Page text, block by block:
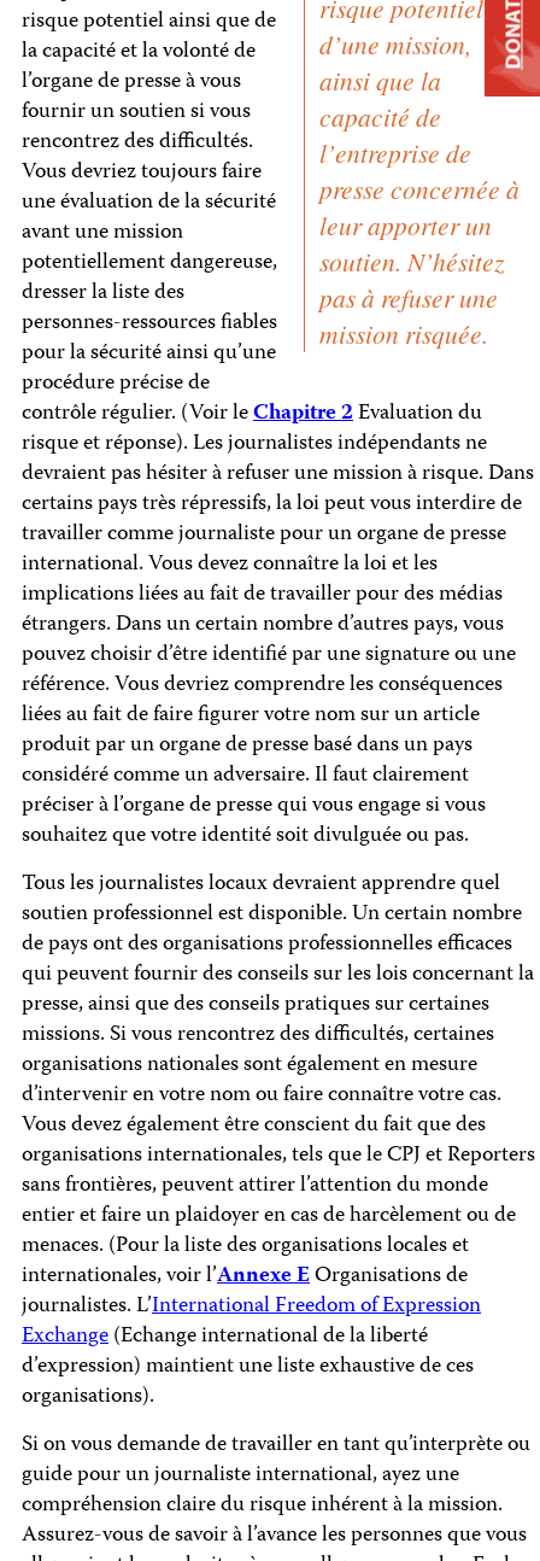
risque potentiel
d’une mission,
ainsi que la
capacité de
l’entreprise de
presse concernée à
leur apporter un
soutien. N’hésitez
pas à refuser une
mission risquée.
risque potentiel ainsi que de
la capacité et la volonté de
l’organe de presse à vous
fournir un soutien si vous
rencontrez des difficultés.
Vous devriez toujours faire
une évaluation de la sécurité
avant une mission
potentiellement dangereuse,
dresser la liste des
personnes-ressources fiables
pour la sécurité ainsi qu’une
procédure précise de
contrôle régulier. (Voir leChapitre 2Evaluation du
risque et réponse). Les journalistes indépendants ne
devraient pas hésiter à refuser une mission à risque. Dans
certains pays très répressifs, la loi peut vous interdire de
travailler comme journaliste pour un organe de presse
international. Vous devez connaître la loi et les
implications liées au fait de travailler pour des médias
étrangers. Dans un certain nombre d’autres pays, vous
pouvez choisir d’être identifié par une signature ou une
référence. Vous devriez comprendre les conséquences
liées au fait de faire figurer votre nom sur un article
produit par un organe de presse basé dans un pays
considéré comme un adversaire. Il faut clairement
préciser à l’organe de presse qui vous engage si vous
souhaitez que votre identité soit divulguée ou pas.
Tous les journalistes locaux devraient apprendre quel
soutien professionnel est disponible. Un certain nombre
de pays ont des organisations professionnelles efficaces
qui peuvent fournir des conseils sur les lois concernant la
presse, ainsi que des conseils pratiques sur certaines
missions. Si vous rencontrez des difficultés, certaines
organisations nationales sont également en mesure
d’intervenir en votre nom ou faire connaître votre cas.
Vous devez également être conscient du fait que des
organisations internationales, tels que le CPJ et Reporters
sans frontières, peuvent attirer l’attention du monde
entier et faire un plaidoyer en cas de harcèlement ou de
menaces. (Pour la liste des organisations locales et
internationales, voir l’Annexe EOrganisations de
journalistes. L’International Freedom of Expression
Exchange(Echange international de la liberté
d’expression) maintient une liste exhaustive de ces
organisations).
Si on vous demande de travailler en tant qu’interprète ou
guide pour un journaliste international, ayez une
compréhension claire du risque inhérent à la mission.
Assurez-vous de savoir à l’avance les personnes que vous
DONATE